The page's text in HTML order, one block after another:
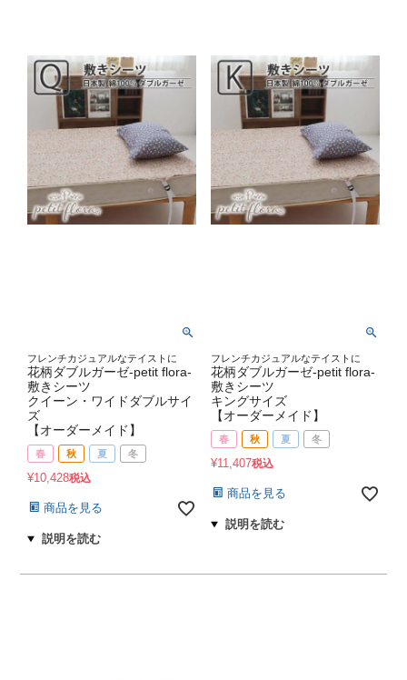
フレンチカジュアルなテイストに
花柄ダブルガーゼ-petit flora-
敷きシーツ
クイーン・ワイドダブルサイ
ズ
【オーダーメイド】
春 秋 夏 冬
¥10,428税込
商品を見る
フレンチカジュアルなテイストに
花柄ダブルガーゼ-petit flora-
敷きシーツ
キングサイズ
【オーダーメイド】
春 秋 夏 冬
¥11,407税込
商品を見る